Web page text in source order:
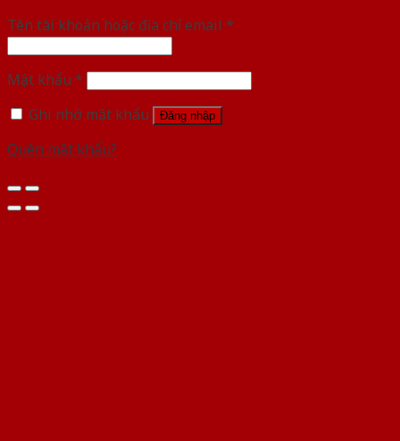
Tên tài khoản hoặc địa chỉ email *
Mật khẩu *
Ghi nhớ mật khẩu
Đăng nhập
Quên mật khẩu?